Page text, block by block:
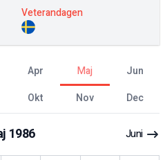
Veterandagen
apr maj
jun
okt nov dec
1986 Juni